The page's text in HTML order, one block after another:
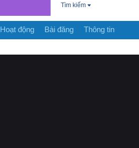
Tìm kiếm
Hoạt động Bài đăng Thông tin